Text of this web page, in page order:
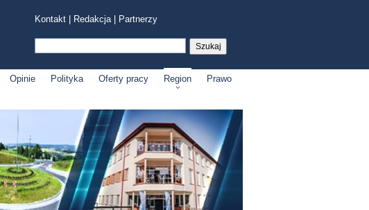
Kontakt Redakcja| Partnerzy
Opinie Polityka Oferty pracy Region
Prawo